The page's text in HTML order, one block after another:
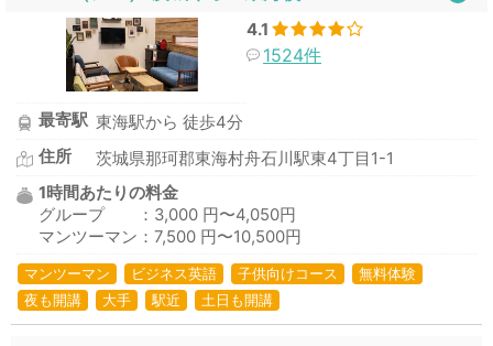
4.1
1524件
最寄駅 東海駅から 徒歩4分
住所
茨城県那珂郡東海村舟石川駅東4丁目1-1
1時間あたりの料金
グループ ：3,000 円〜4,050円
マンツーマン：7,500 円〜10,500円
マンツーマン ビジネス英語 子供向けコース
無料体験
夜も開講
大手 駅近 土日も開講